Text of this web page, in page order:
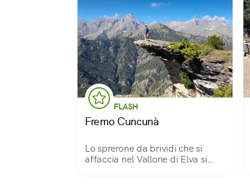
FLASH
Fremo Cuncunà
Lo sprerone da brividi che si
affaccia nel Vallone di Elva si